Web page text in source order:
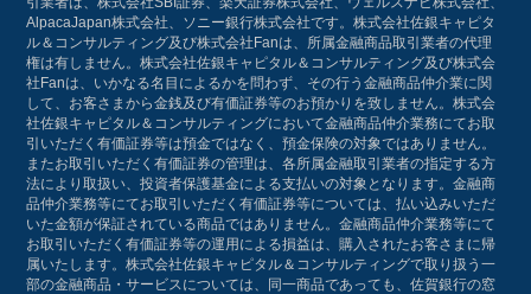
AlpacaJapan株式会社、ソニー銀行株式会社です。株式会社佐銀キャピタ
ル＆コンサルティング及び株式会社Fanは、所属金融商品取引業者の代理
権は有しません。株式会社佐銀キャピタル＆コンサルティング及び株式会
社Fanは、いかなる名目によるかを問わず、その行う金融商品仲介業に関
して、お客さまから金銭及び有価証券等のお預かりを致しません。株式会
社佐銀キャピタル＆コンサルティングにおいて金融商品仲介業務にてお取
引いただく有価証券等は預金ではなく、預金保険の対象ではありません。
またお取引いただく有価証券の管理は、各所属金融取引業者の指定する方
法により取扱い、投資者保護基金による支払いの対象となります。金融商
品仲介業務等にてお取引いただく有価証券等については、払い込みいただ
いた金額が保証されている商品ではありません。金融商品仲介業務等にて
お取引いただく有価証券等の運用による損益は、購入されたお客さまに帰
属いたします。株式会社佐銀キャピタル＆コンサルティングで取り扱う一
部の金融商品・サービスについては、同一商品であっても、佐賀銀行の窓